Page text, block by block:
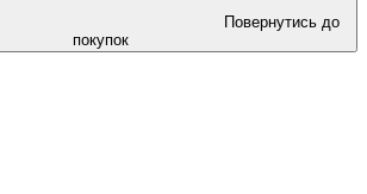
Повернутись до
покупок